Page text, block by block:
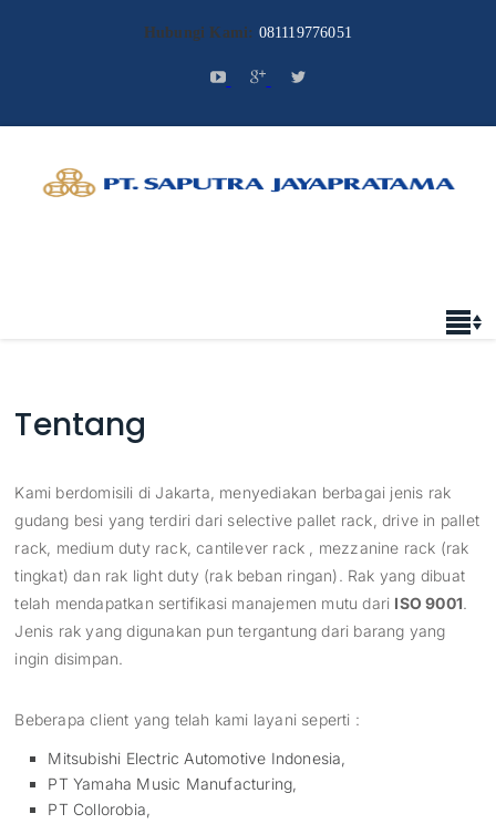
Hubungi Kami: 081119776051
Tentang
Kami berdomisili di Jakarta, menyediakan berbagai jenis rak
gudang besi yang terdiri dari selective pallet rack, drive in pallet
rack, medium duty rack, cantilever rack , mezzanine rack (rak
tingkat) dan rak light duty (rak beban ringan). Rak yang dibuat
telah mendapatkan sertifikasi manajemen mutu dari ISO 9001.
Jenis rak yang digunakan pun tergantung dari barang yang
ingin disimpan.
Beberapa client yang telah kami layani seperti :
Mitsubishi Electric Automotive Indonesia,
PT Yamaha Music Manufacturing,
PT Collorobia,